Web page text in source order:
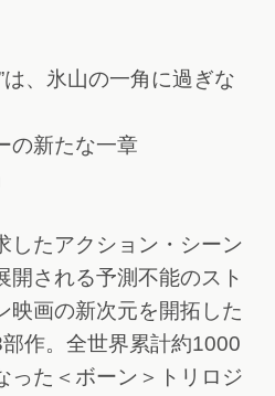
は、氷山の一角に過ぎな
の新たな一章
したアクション・シーン
開される予測不能のスト
映画の新次元を開拓した
作。全世界累計約1000
った＜ボーン＞トリロジ